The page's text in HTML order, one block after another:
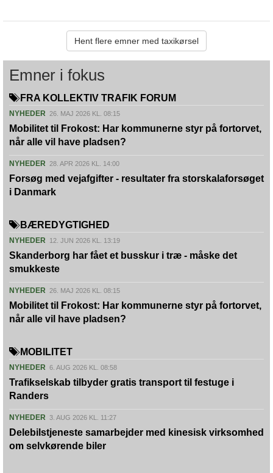
Hent flere emner med taxikørsel
Emner i fokus
FRA KOLLEKTIV TRAFIK FORUM
NYHEDER 26. MAJ 2026 KL. 08:15
Mobilitet til Frokost: Har kommunerne styr på fortorvet,
når alle vil have pladsen?
NYHEDER 28. APR 2026 KL. 14:00
Forsøg med vejafgifter - resultater fra storskalaforsøget
i Danmark
BÆREDYGTIGHED
NYHEDER 12. JUN 2026 KL. 13:19
Skanderborg har fået et busskur i træ - måske det
smukkeste
NYHEDER 26. MAJ 2026 KL. 08:15
Mobilitet til Frokost: Har kommunerne styr på fortorvet,
når alle vil have pladsen?
MOBILITET
NYHEDER 6. AUG 2026 KL. 08:58
Trafikselskab tilbyder gratis transport til festuge i
Randers
NYHEDER 3. AUG 2026 KL. 11:27
Delebilstjeneste samarbejder med kinesisk virksomhed
om selvkørende biler